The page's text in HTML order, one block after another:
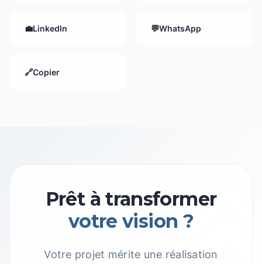
💼LinkedIn 💬WhatsApp
🔗Copier
Prêt à transformer
votre vision ?
Votre projet mérite une réalisation